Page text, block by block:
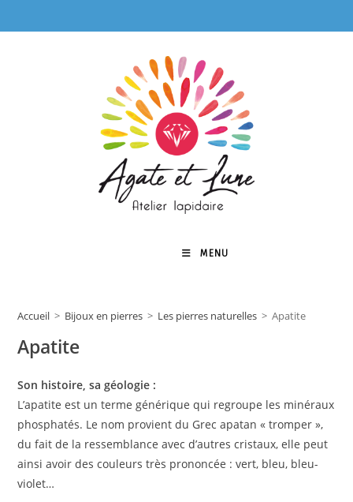
to
MENU
Accueil > Bijoux en pierres > Les pierres naturelles > Apatite
Apatite
Son histoire, sa géologie :
L’apatite est un terme générique qui regroupe les minéraux
phosphatés. Le nom provient du Grec apatan « tromper »,
du fait de la ressemblance avec d’autres cristaux, elle peut
ainsi avoir des couleurs très prononcée : vert, bleu, bleu-
violet…